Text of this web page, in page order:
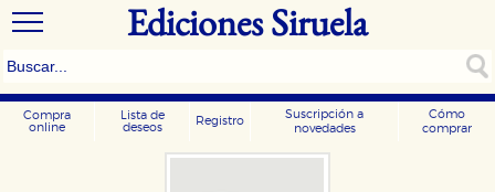
Ediciones Siruela
Compra
online
Lista de
deseos
Registro
Suscripción a
novedades
Cómo
comprar